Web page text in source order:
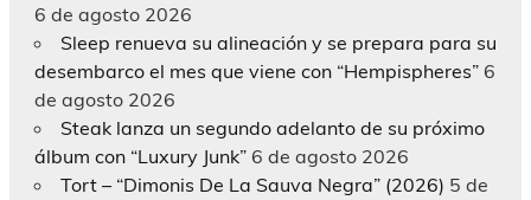
6 de agosto 2026
Sleep renueva su alineación y se prepara para su
desembarco el mes que viene con “Hempispheres” 6
de agosto 2026
Steak lanza un segundo adelanto de su próximo
álbum con “Luxury Junk” 6 de agosto 2026
Tort – “Dimonis De La Sauva Negra” (2026) 5 de